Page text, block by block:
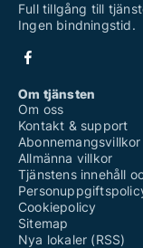
Full tillgång till
Ingen bindningstid.
Om tjänsten
Om oss
Kontakt & support
Abonnemangsvillkor
Allmänna villkor
Tjänstens innehåll
Cookiepolicy
Sitemap
Nya lokaler (RSS)